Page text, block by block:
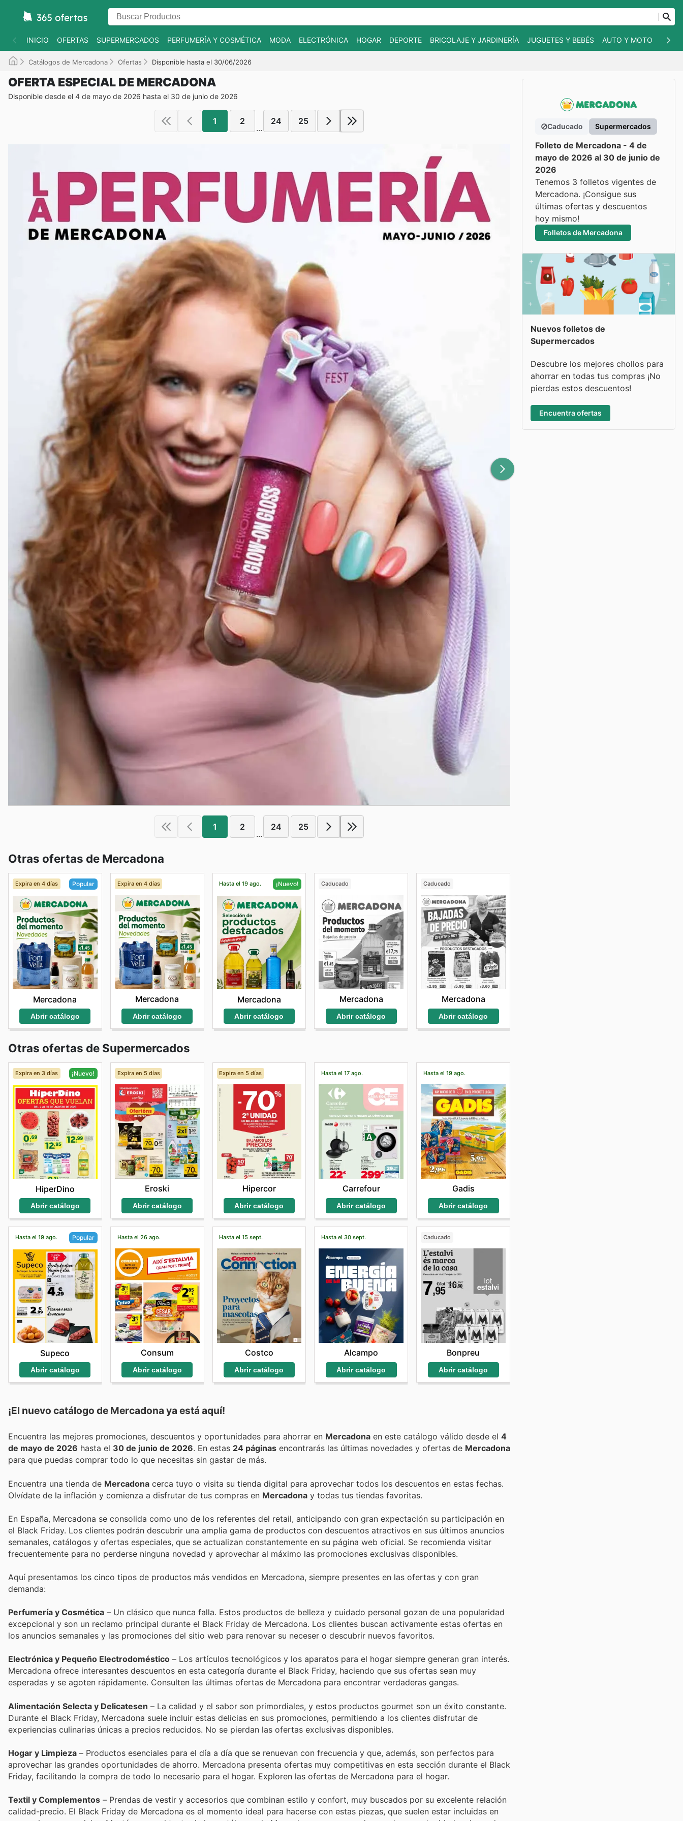
INICIO OFERTAS SUPERMERCADOS PERFUMERÍA Y COSMÉTICA MODA ELECTRÓNICA HOGAR DEPORTE BRICOLAJE Y JARDINERÍA JUGUETES Y BEBÉS AUTO Y MOTO
Catálogos de Mercadona Ofertas Disponible hasta el 30/06/2026
OFERTA ESPECIAL DE MERCADONA
Disponible desde el 4 de mayo de 2026 hasta el 30 de junio de 2026
1 2
...
24 25
1 2
...
24 25
Otras ofertas de Mercadona
Expira en 4 días Popular
Mercadona
Abrir catálogo
Expira en 4 días
Mercadona
Abrir catálogo
Hasta el 19 ago. ¡Nuevo!
Mercadona
Abrir catálogo
Caducado
Mercadona
Abrir catálogo
Caducado
Mercadona
Abrir catálogo
Otras ofertas de Supermercados
Expira en 3 días ¡Nuevo!
HiperDino
Abrir catálogo
Expira en 5 días
Eroski
Abrir catálogo
Expira en 5 días
Hipercor
Abrir catálogo
Hasta el 17 ago.
Carrefour
Abrir catálogo
Hasta el 19 ago.
Gadis
Abrir catálogo
Hasta el 19 ago. Popular
Supeco
Abrir catálogo
Hasta el 26 ago.
Consum
Abrir catálogo
Hasta el 15 sept.
Costco
Abrir catálogo
Hasta el 30 sept.
Alcampo
Abrir catálogo
Caducado
Bonpreu
Abrir catálogo
¡El nuevo catálogo de Mercadona ya está aquí!
Encuentra las mejores promociones, descuentos y oportunidades para ahorrar en Mercadona en este catálogo válido desde el 4
de mayo de 2026 hasta el 30 de junio de 2026 . En estas 24 páginas encontrarás las últimas novedades y ofertas de Mercadona
para que puedas comprar todo lo que necesitas sin gastar de más.
Encuentra una tienda de Mercadona cerca tuyo o visita su tienda digital para aprovechar todos los descuentos en estas fechas.
Olvídate de la inflación y comienza a disfrutar de tus compras en Mercadona y todas tus tiendas favoritas.
En España, Mercadona se consolida como uno de los referentes del retail, anticipando con gran expectación su participación en
el Black Friday. Los clientes podrán descubrir una amplia gama de productos con descuentos atractivos en sus últimos anuncios
semanales, catálogos y ofertas especiales, que se actualizan constantemente en su página web oficial. Se recomienda visitar
frecuentemente para no perderse ninguna novedad y aprovechar al máximo las promociones exclusivas disponibles.
Aquí presentamos los cinco tipos de productos más vendidos en Mercadona, siempre presentes en las ofertas y con gran
demanda:
Perfumería y Cosmética – Un clásico que nunca falla. Estos productos de belleza y cuidado personal gozan de una popularidad
excepcional y son un reclamo principal durante el Black Friday de Mercadona. Los clientes buscan activamente estas ofertas en
los anuncios semanales y las promociones del sitio web para renovar su neceser o descubrir nuevos favoritos.
Electrónica y Pequeño Electrodoméstico – Los artículos tecnológicos y los aparatos para el hogar siempre generan gran interés.
Mercadona ofrece interesantes descuentos en esta categoría durante el Black Friday, haciendo que sus ofertas sean muy
esperadas y se agoten rápidamente. Consulten las últimas ofertas de Mercadona para encontrar verdaderas gangas.
Alimentación Selecta y Delicatesen – La calidad y el sabor son primordiales, y estos productos gourmet son un éxito constante.
Durante el Black Friday, Mercadona suele incluir estas delicias en sus promociones, permitiendo a los clientes disfrutar de
experiencias culinarias únicas a precios reducidos. No se pierdan las ofertas exclusivas disponibles.
Hogar y Limpieza – Productos esenciales para el día a día que se renuevan con frecuencia y que, además, son perfectos para
aprovechar las grandes oportunidades de ahorro. Mercadona presenta ofertas muy competitivas en esta sección durante el Black
Friday, facilitando la compra de todo lo necesario para el hogar. Exploren las ofertas de Mercadona para el hogar.
Textil y Complementos – Prendas de vestir y accesorios que combinan estilo y confort, muy buscados por su excelente relación
calidad-precio. El Black Friday de Mercadona es el momento ideal para hacerse con estas piezas, que suelen estar incluidas en
Caducado Supermercados
Folleto de Mercadona - 4 de
mayo de 2026 al 30 de junio de
2026
Tenemos 3 folletos vigentes de
Mercadona. ¡Consigue sus
últimas ofertas y descuentos
hoy mismo!
Folletos de Mercadona
Nuevos folletos de
Supermercados
Descubre los mejores chollos para
ahorrar en todas tus compras ¡No
pierdas estos descuentos!
Encuentra ofertas